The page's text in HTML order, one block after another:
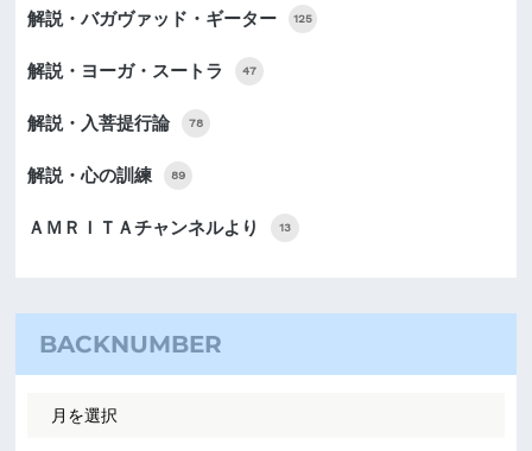
解説・バガヴァッド・ギーター 125
解説・ヨーガ・スートラ 47
解説・入菩提行論 78
解説・心の訓練 89
ＡＭＲＩＴＡチャンネルより 13
BACKNUMBER